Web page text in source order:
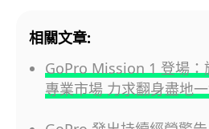
相關文章:
GoPro Mission 1 登場
專業市場 力求翻身盡地